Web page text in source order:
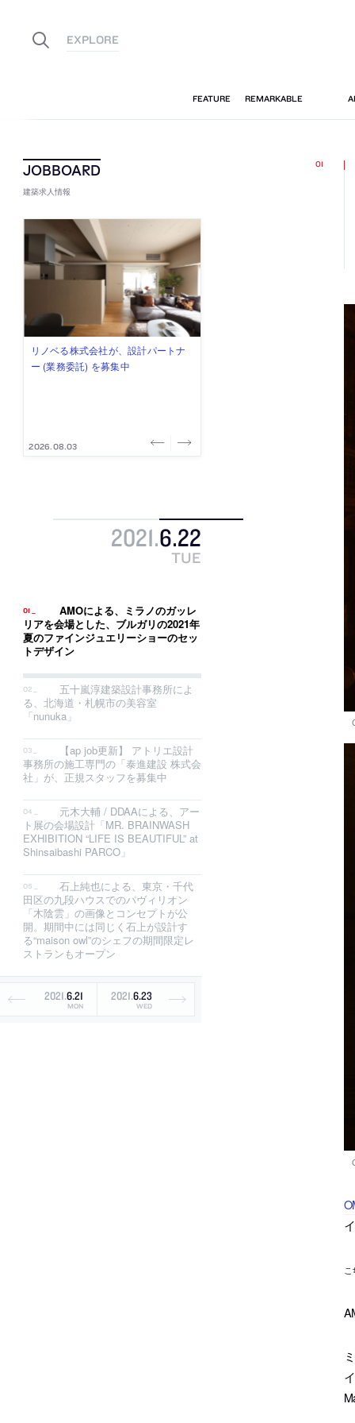
建築求人情報
古民家を軸に全国で“価値循環の仕組
み”を作り、リモートワーク主体の働
2026.08.03
リノベる株式会社が、設計パートナ
ー (業務委託) を募集中
2026.08.03
社会への影響力のある建築を手掛
け、スタッフ同士で助け合う環境づ
2026.07.31
代官山を拠点に活動する「梅澤竜也 /
ALA INC.」が、設計スタッフ・アル
2026.07.30
住宅や共同住宅などを手掛け、“合理
的でシンプルなデザイン”を志向する
2026.07.29
2021.6.22
TUE
AMOによる、ミラノのガッレ
リアを会場とした、ブルガリの2021年
夏のファインジュエリーショーのセッ
トデザイン
五十嵐淳建築設計事務所によ
る、北海道・札幌市の美容室
「nunuka」
【ap job更新】 アトリエ設計
事務所の施工専門の「泰進建設 株式会
社」が、正規スタッフを募集中
元木大輔 / DDAAによる、アー
ト展の会場設計「MR. BRAINWASH
EXHIBITION “LIFE IS BEAUTIFUL” at
Shinsaibashi PARCO」
石上純也による、東京・千代
田区の九段ハウスでのパヴィリオン
「木陰雲」の画像とコンセプトが公
開。期間中には同じく石上が設計す
る“maison owl”のシェフの期間限定レ
ストランもオープン
2021.6.21
MON
2021.6.23
WED
こ